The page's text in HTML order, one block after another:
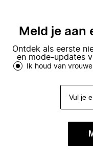
Meld je aan
Ontdek als eerste
en mode-updates
Ik houd van